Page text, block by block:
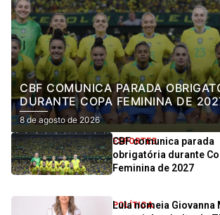
CBF COMUNICA PARADA
DURANTE COPA FEMININA DE
8 de agosto de 2026
ESPORTES
CBF comunica parada
obrigatória durante
Feminina de 2027
POLÍTICA
Lula nomeia Giovanna